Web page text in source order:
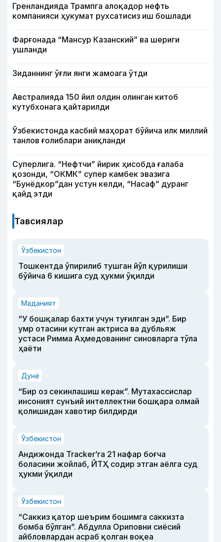
Гренландияда Трампга алоқадор нефть
компанияси ҳукумат рухсатисиз иш бошлади
Фарғонада “Мансур Казанский” ва шериги
ушланди
Зиданнинг ўғли янги жамоага ўтди
Австралияда 150 йил олдин олинган китоб
кутубхонага қайтарилди
Ўзбекистонда касбий маҳорат бўйича илк миллий
танлов ғолиблари аниқланди
Суперлига. “Нефтчи” йирик ҳисобда ғалаба
қозонди, “ОКМК” супер камбек эвазига
“Бунёдкор”дан устун келди, “Насаф” дуранг
қайд этди
Тавсиялар
Ўзбекистон
Тошкентда ўпирилиб тушган йўл қурилиши
бўйича 6 кишига суд ҳукми ўқилди
Маданият
“У бошқалар бахти учун туғилган эди”. Бир
умр отасини кутган актриса ва дубльяж
устаси Римма Аҳмедованинг синовларга тўла
ҳаёти
Дунё
“Бир оз секинлашиш керак”. Мутахассислар
инсоният сунъий интеллектни бошқара олмай
қолишидан хавотир билдирди
Ўзбекистон
Андижонда Tracker’га 21 нафар боғча
боласини жойлаб, ЙТҲ содир этган аёлга суд
ҳукми ўқилди
Ўзбекистон
“Саккиз қатор шеърим бошимга саккизта
бомба бўлган”. Абдулла Ориповни сиёсий
айбловлардан асраб қолган воқеа